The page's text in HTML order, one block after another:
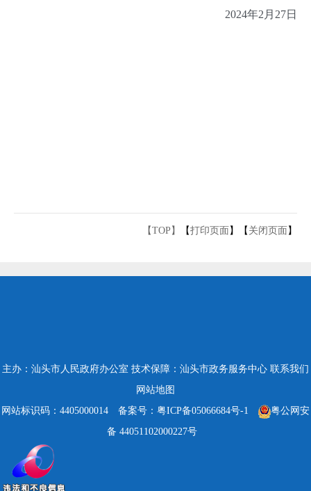
2024年2月27日
【TOP】 【打印页面 】【 关闭页面 】
主办：汕头市人民政府办公室 技术保障：汕头市政务服务中心 联系我们
网站地图
网站标识码：4405000014
备案号：粤ICP备05066684号-1
粤公网安
备 44051102000227号